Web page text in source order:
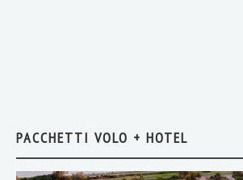
PACCHETTI VOLO + HOTEL